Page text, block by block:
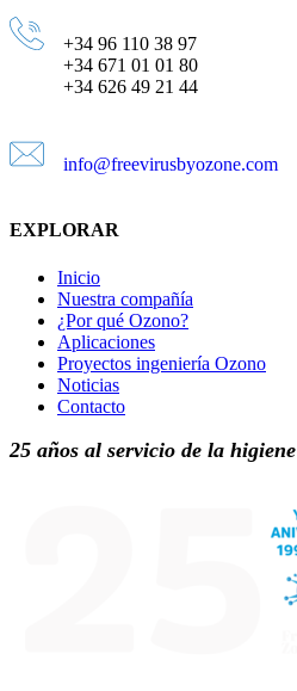
+34 96 110 38 97
+34 671 01 01 80
+34 626 49 21 44
info@freevirusbyozone.com
EXPLORAR
Inicio
Nuestra compañía
¿Por qué Ozono?
Aplicaciones
Proyectos ingeniería Ozono
Noticias
Contacto
25 años al servicio de la higiene